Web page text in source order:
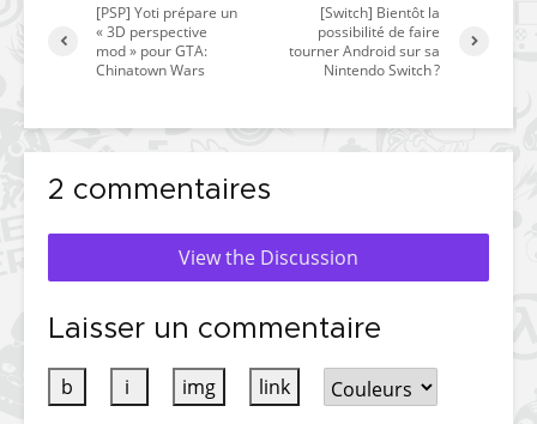
[PSP] Yoti prépare un
« 3D perspective
mod » pour GTA:
Chinatown Wars
[Switch] Bientôt la
possibilité de faire
tourner Android sur sa
Nintendo Switch ?
2 commentaires
View the Discussion
Laisser un commentaire